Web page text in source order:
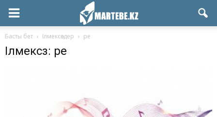
Басты бет Ілмексөздер ре
Ілмексөз: ре